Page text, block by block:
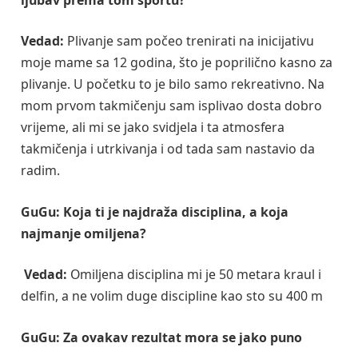
Vedad: Plivanje sam počeo trenirati na inicijativu
moje mame sa 12 godina, što je poprilično kasno za
plivanje. U početku to je bilo samo rekreativno. Na
mom prvom takmičenju sam isplivao dosta dobro
vrijeme, ali mi se jako svidjela i ta atmosfera
takmičenja i utrkivanja i od tada sam nastavio da
radim.
GuGu: Koja ti je najdraža disciplina, a koja
najmanje omiljena?
Vedad: Omiljena disciplina mi je 50 metara kraul i
delfin, a ne volim duge discipline kao sto su 400 m
GuGu: Za ovakav rezultat mora se jako puno